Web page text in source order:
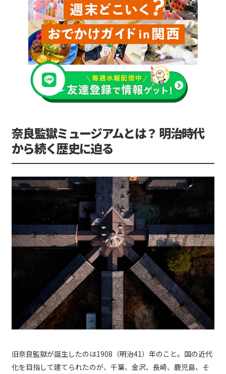
奈良監獄ミュージアムとは？ 明治時代
から続く歴史に迫る
旧奈良監獄が誕生したのは1908（明治41）年のこと。国の近代
化を目指して建てられたのが、千葉、金沢、長崎、鹿児島、そ